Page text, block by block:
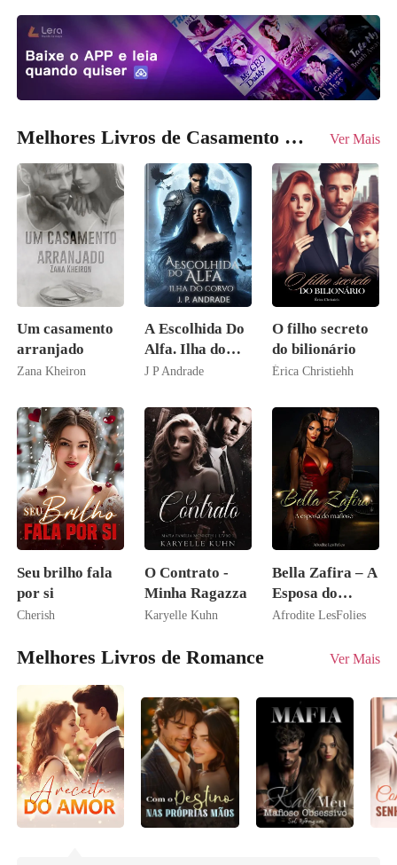
Melhores Livros de Casamento arranjado Ver Mais
Um casamento
arranjado
Zana Kheiron
A Escolhida Do
Alfa. Ilha do
Corvo
J P Andrade
O filho secreto
do bilionário
Érica Christiehh
Seu brilho fala
por si
Cherish
O Contrato -
Minha Ragazza
Karyelle Kuhn
Bella Zafira – A
Esposa do
Mafioso
Afrodite LesFolies
Melhores Livros de Romance Ver Mais